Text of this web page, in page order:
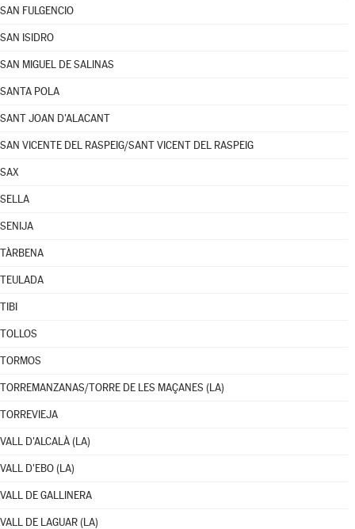
SAN FULGENCIO
SAN ISIDRO
SAN MIGUEL DE SALINAS
SANTA POLA
SANT JOAN D'ALACANT
SAN VICENTE DEL RASPEIG/SANT VICENT DEL RASPEIG
SAX
SELLA
SENIJA
TÀRBENA
TEULADA
TIBI
TOLLOS
TORMOS
TORREMANZANAS/TORRE DE LES MAÇANES (LA)
TORREVIEJA
VALL D'ALCALÀ (LA)
VALL D'EBO (LA)
VALL DE GALLINERA
VALL DE LAGUAR (LA)